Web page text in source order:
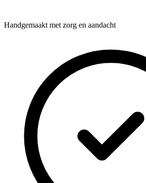
Handgemaakt met zorg en aandacht